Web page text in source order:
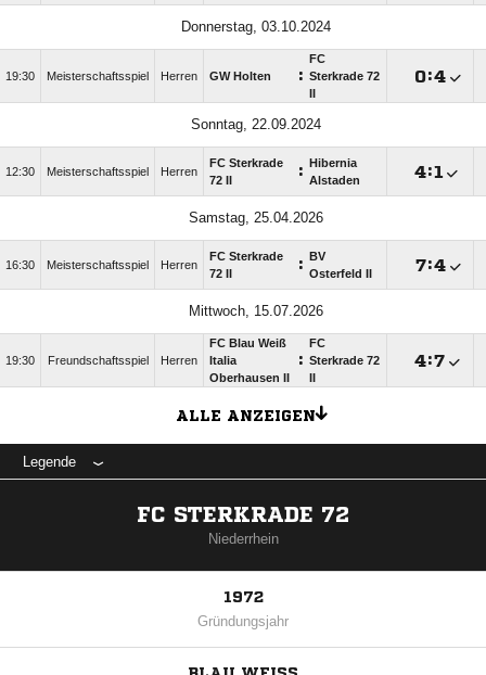
Donnerstag, 03.10.2024
19:30 Meisterschaftsspiel Herren GW Holten :
FC
Sterkrade 72
:
Sonntag, 22.09.2024
12:30 Meisterschaftsspiel Herren
FC Sterkrade
72 II
:
Hibernia
Alstaden
:
Samstag, 25.04.2026
16:30 Meisterschaftsspiel Herren
FC Sterkrade
72 II
:
BV
Osterfeld II
:
Mittwoch, 15.07.2026
19:30 Freundschaftsspiel Herren
FC Blau Weiß
Italia
Oberhausen II
:
FC
Sterkrade 72
:
ALLE ANZEIGEN
Legende
FC STERKRADE 72
Niederrhein
1972
Gründungsjahr